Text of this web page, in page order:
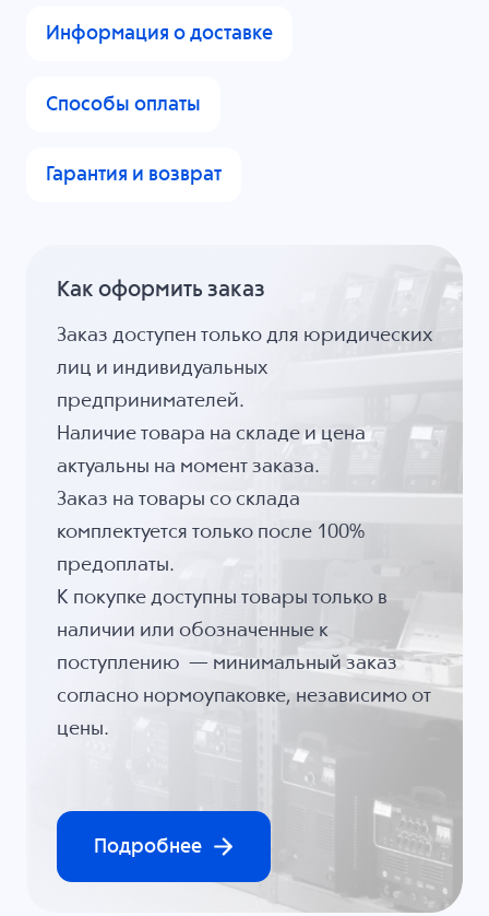
Информация о доставке
Способы оплаты
Гарантия и возврат
Как оформить заказ
Заказ доступен только для юридических
лиц и индивидуальных
предпринимателей.
Наличие товара на складе и цена
актуальны на момент заказа.
Заказ на товары со склада
комплектуется только после 100%
предоплаты.
К покупке доступны товары только в
наличии или обозначенные к
поступлению — минимальный заказ
согласно нормоупаковке, независимо от
цены.
Подробнее